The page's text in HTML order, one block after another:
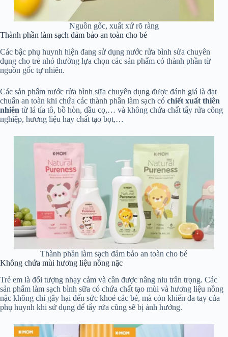
Nguồn gốc, xuất xứ rõ ràng
Thành phần làm sạch đảm bảo an toàn cho bé
Các bậc phụ huynh hiện đang sử dụng nước rửa bình sửa chuyên
dụng cho trẻ nhỏ thường lựa chọn các sản phẩm có thành phần từ
nguồn gốc tự nhiên.
Các sản phẩm nước rửa bình sữa chuyên dụng được đánh giá là đạt
chuẩn an toàn khi chứa các thành phần làm sạch có chiết xuất thiên
nhiên từ lá tía tô, bồ hòn, dầu cọ,… và không chứa chất tẩy rửa công
nghiệp, hương liệu hay chất tạo bọt,…
Thành phần làm sạch đảm bảo an toàn cho bé
Không chứa mùi hương liệu nồng nặc
Trẻ em là đối tượng nhạy cảm và cần được nâng niu trân trọng. Các
sản phẩm làm sạch bình sữa có chứa chất tạo mùi và hương liệu nồng
nặc không chỉ gây hại đến sức khoẻ các bé, mà còn khiến da tay của
phụ huynh khi sử dụng để tẩy rửa cũng sẽ bị ảnh hưởng.